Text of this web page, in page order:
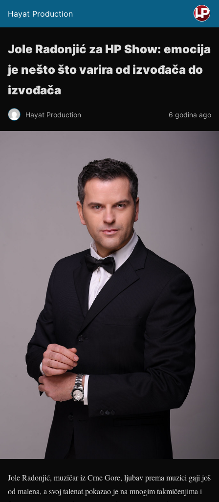
Hayat Production
Jole Radonjić za HP Show: emocija
je nešto što varira od izvođača do
izvođača
Hayat Production 6 godina ago
Jole Radonjić, muzičar iz Crne Gore, ljubav prema muzici gaji još
od malena, a svoj talenat pokazao je na mnogim takmičenjima i